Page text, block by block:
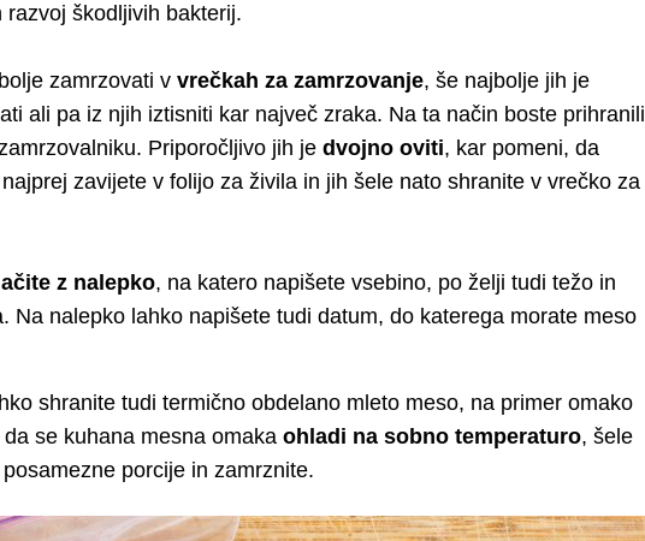
razvoj škodljivih bakterij.
zamrzovati v vrečkah za zamrzovanje, še najbolje jih je
ali pa iz njih iztisniti kar največ zraka. Na ta način boste prihranili
Priporočljivo jih je dvojno oviti, kar pomeni, da
zavijete v folijo za živila in jih šele nato shranite v vrečko za
z nalepko, na katero napišete vsebino, po želji tudi težo in
Na nalepko lahko napišete tudi datum, do katerega morate meso
shranite tudi termično obdelano mleto meso, na primer omako
se kuhana mesna omaka ohladi na sobno temperaturo, šele
porcije in zamrznite.